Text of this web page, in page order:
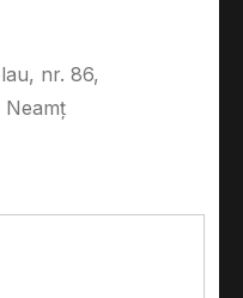
nr. 86,
Neamț